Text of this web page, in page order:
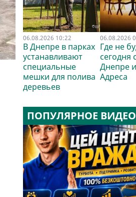
06.08.2026 10:22
В Днепре в парках
устанавливают
специальные
мешки для полива
деревьев
06.08.2026
Где не
сегодня
Днепре
Адреса
ПОПУЛЯРНОЕ ВИДЕО